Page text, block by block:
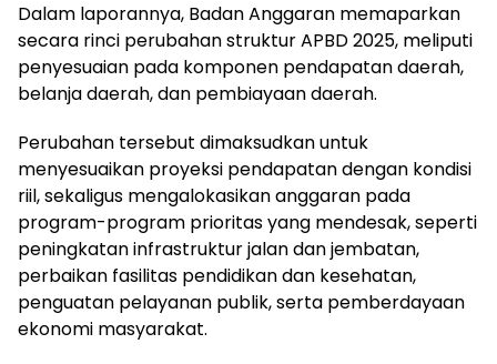
Dalam laporannya, Badan Anggaran memaparkan
secara rinci perubahan struktur APBD 2025, meliputi
penyesuaian pada komponen pendapatan daerah,
belanja daerah, dan pembiayaan daerah.
Perubahan tersebut dimaksudkan untuk
menyesuaikan proyeksi pendapatan dengan kondisi
riil, sekaligus mengalokasikan anggaran pada
program-program prioritas yang mendesak, seperti
peningkatan infrastruktur jalan dan jembatan,
perbaikan fasilitas pendidikan dan kesehatan,
penguatan pelayanan publik, serta pemberdayaan
ekonomi masyarakat.